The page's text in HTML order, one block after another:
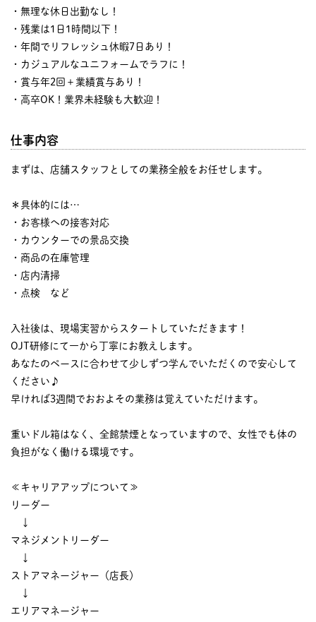
・無理な休日出勤なし！
・残業は1日1時間以下！
・年間でリフレッシュ休暇7日あり！
・カジュアルなユニフォームでラフに！
・賞与年2回＋業績賞与あり！
・高卒OK！業界未経験も大歓迎！
仕事内容
まずは、店舗スタッフとしての業務全般をお任せします。
＊具体的には…
・お客様への接客対応
・カウンターでの景品交換
・商品の在庫管理
・店内清掃
・点検 など
入社後は、現場実習からスタートしていただきます！
OJT研修にて一から丁寧にお教えします。
あなたのペースに合わせて少しずつ学んでいただくので安心して
ください♪
早ければ3週間でおおよその業務は覚えていただけます。
重いドル箱はなく、全館禁煙となっていますので、女性でも体の
負担がなく働ける環境です。
≪キャリアアップについて≫
リーダー
マネジメントリーダー
ストアマネージャー（店長）
エリアマネージャー